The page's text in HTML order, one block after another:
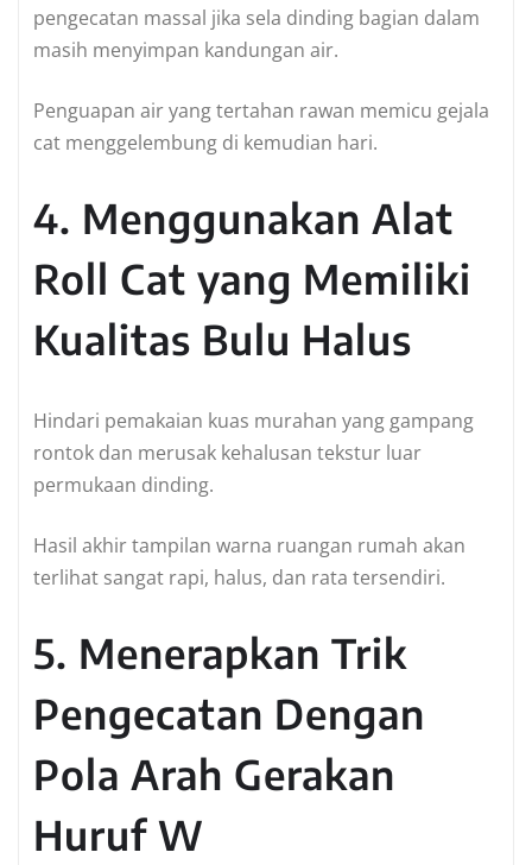
pengecatan massal jika sela dinding bagian dalam
masih menyimpan kandungan air.
Penguapan air yang tertahan rawan memicu gejala
cat menggelembung di kemudian hari.
4. Menggunakan Alat
Roll Cat yang Memiliki
Kualitas Bulu Halus
Hindari pemakaian kuas murahan yang gampang
rontok dan merusak kehalusan tekstur luar
permukaan dinding.
Hasil akhir tampilan warna ruangan rumah akan
terlihat sangat rapi, halus, dan rata tersendiri.
5. Menerapkan Trik
Pengecatan Dengan
Pola Arah Gerakan
Huruf W